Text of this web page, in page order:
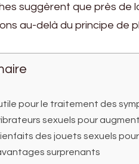
suggèrent que près de
au-delà du principe de
pour le traitement des
sexuels pour
des jouets sexuels
surprenants